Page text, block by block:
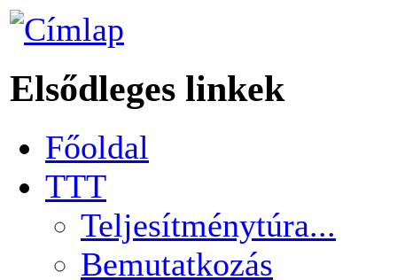
Elsődleges linkek
Főoldal
TTT
Teljesítménytúra...
Bemutatkozás